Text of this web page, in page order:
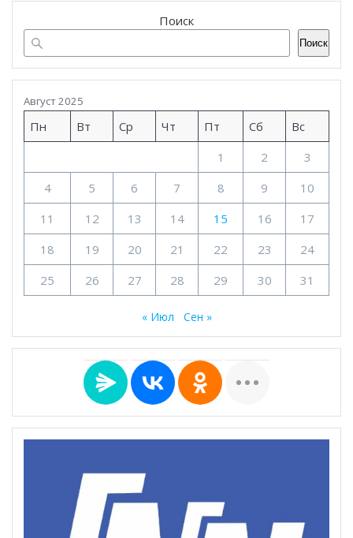
Поиск
Поиск
Август 2025
Пн Вт Ср Чт Пт Сб
Вс
1
2
3
4
5 6 7 8 9
10
11
12 13 14 15 16
17
18
19 20 21 22 23
24
25
26 27 28 29 30 31
« Июл Сен »